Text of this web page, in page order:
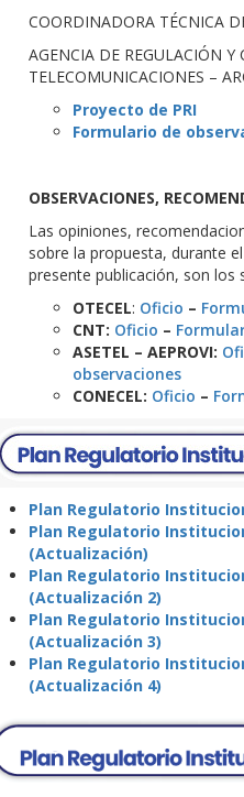
COORDINADORA TÉCNICA
AGENCIA DE REGULACIÓN Y
TELECOMUNICACIONES –
Proyecto de PRI
Formulario de
OBSERVACIONES,
Las opiniones,
sobre la propuesta, durante
presente publicación, son los
OTECEL: Oficio –
CNT: Oficio –
ASETEL – AEPROVI:
observaciones
CONECEL: Oficio –
Plan Regulatorio
Plan Regulatorio
(Actualización)
Plan Regulatorio
(Actualización 2)
Plan Regulatorio
(Actualización 3)
Plan Regulatorio
(Actualización 4)